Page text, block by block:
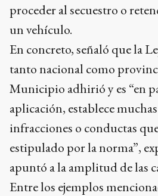
proceder al secuestro o
un vehículo.
En concreto, señaló que la
tanto nacional como
Municipio adhirió y es “en
aplicación, establece
infracciones o conductas
estipulado por la norma”,
apuntó a la amplitud de las
Entre los ejemplos